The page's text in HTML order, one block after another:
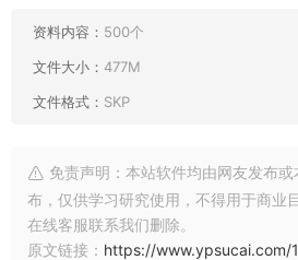
资料内容： 500个
文件大小： 477M
文件格式： SKP
免责声明：本站软件均由网友发布
布，仅供学习研究使用，不得用于商业
在线客服联系我们删除。
原文链接： https://www.ypsucai.com/